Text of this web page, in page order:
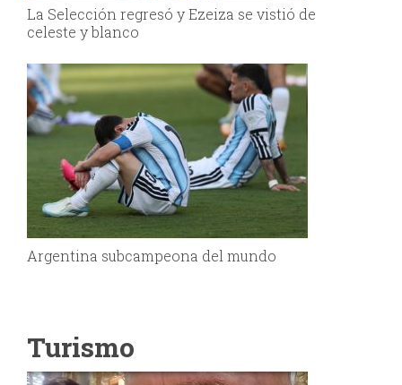
La Selección regresó y Ezeiza se vistió de
celeste y blanco
Argentina subcampeona del mundo
Turismo